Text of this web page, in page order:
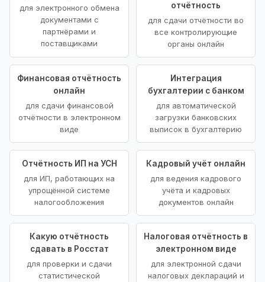
для электронного обмена
документами с
партнёрами и
поставщиками
отчётность
для сдачи отчётности во
все контролирующие
органы онлайн
Финансовая отчётность
онлайн
для сдачи финансовой
отчётности в электронном
виде
Интеграция
бухгалтерии с банком
для автоматической
загрузки банковских
выписок в бухгалтерию
Отчётность ИП на УСН
для ИП, работающих на
упрощённой системе
налогообложения
Кадровый учёт онлайн
для ведения кадрового
учёта и кадровых
документов онлайн
Какую отчётность
сдавать в Росстат
для проверки и сдачи
статистической
Налоговая отчётность в
электронном виде
для электронной сдачи
налоговых деклараций и